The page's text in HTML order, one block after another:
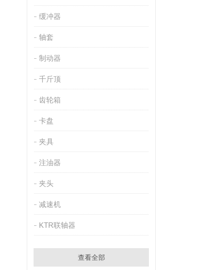
缓冲器
轴套
制动器
千斤顶
齿轮箱
卡盘
夹具
注油器
夹头
减速机
KTR联轴器
查看全部